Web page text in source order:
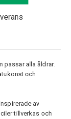
passar alla åldrar.
och
av
tillverkas och